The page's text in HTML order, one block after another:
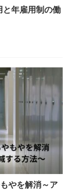
年雇用制の働
やを解消～ア